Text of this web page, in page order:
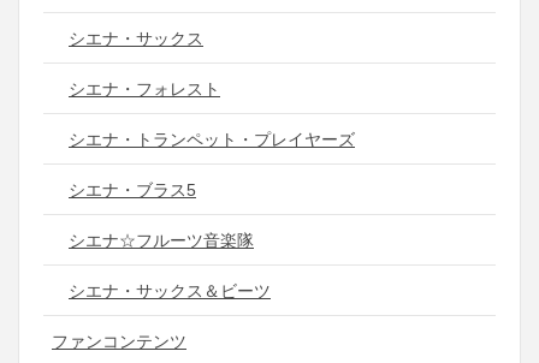
シエナ・サックス
シエナ・フォレスト
シエナ・トランペット・プレイヤーズ
シエナ・ブラス5
シエナ☆フルーツ音楽隊
シエナ・サックス＆ビーツ
ファンコンテンツ